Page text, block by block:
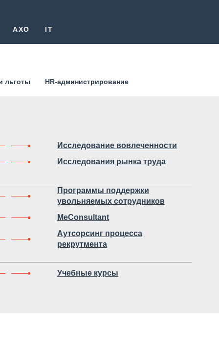
AXO IT
льготы HR-администрирование
Исследование вовлеченности
Исследования рынка труда
Программы поддержки
увольняемых сотрудников
MeConsultant
Аутсорсинг процесса
рекрутмента
Учебные курсы